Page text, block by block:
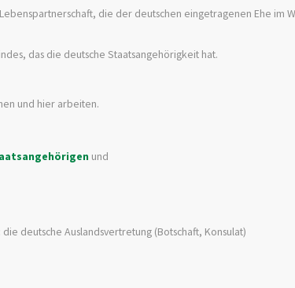
die der deutschen eingetragenen Ehe im
das die deutsche Staatsangehörigkeit hat.
und hier arbeiten.
und
deutsche Auslandsvertretung (Botschaft, Konsulat)